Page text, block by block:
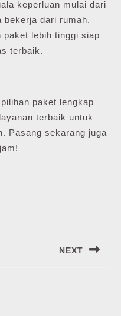
keperluan mulai dari
bekerja dari rumah.
paket lebih tinggi siap
terbaik.
paket lengkap
terbaik untuk
Pasang sekarang juga
NEXT